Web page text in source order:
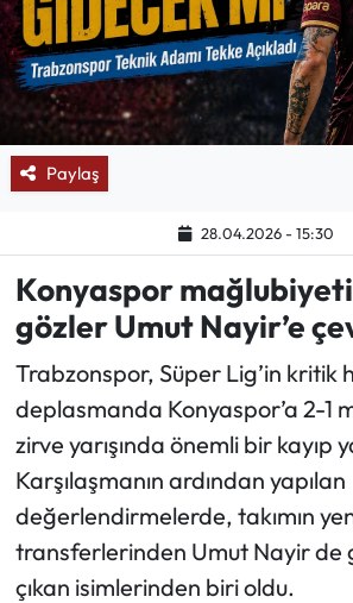
Paylaş
28.04.2026 - 15:30
Konyaspor mağlubiyeti
gözler Umut Nayir’e
Trabzonspor, Süper Lig’in kritik
deplasmanda Konyaspor’a 2-1
zirve yarışında önemli bir kayıp
Karşılaşmanın ardından yapılan
değerlendirmelerde, takımın
transferlerinden Umut Nayir de
çıkan isimlerinden biri oldu.
Röportaj
Manşet
Köşe Yazıları
Karikatür Galeri
BIK
ASTROLOJİ
Spor Yazıları
Mektup Galeri
Ekonomi
Sağlık